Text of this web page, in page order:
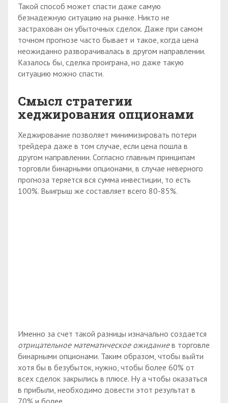
Такой способ может спасти даже самую
безнадежную ситуацию на рынке. Никто не
застрахован он убыточных сделок. Даже при самом
точном прогнозе часто бывает и такое, когда цена
неожиданно разворачивалась в другом направлении.
Казалось бы, сделка проиграна, но даже такую
ситуацию можно спасти.
Смысл стратегии
хеджирования опционами
Хеджирование позволяет минимизировать потери
трейдера даже в том случае, если цена пошла в
другом направлении. Согласно главным принципам
торговли бинарными опционами, в случае неверного
прогноза теряется вся сумма инвестиции, то есть
100%. Выигрыш же составляет всего 80-85%.
Именно за счет такой разницы изначально создается
отрицательное математическое ожиданиев торговле
бинарными опционами. Таким образом, чтобы выйти
хотя бы в безубыток, нужно, чтобы более 60% от
всех сделок закрылись в плюсе. Ну а чтобы оказаться
в прибыли, необходимо довести этот результат в